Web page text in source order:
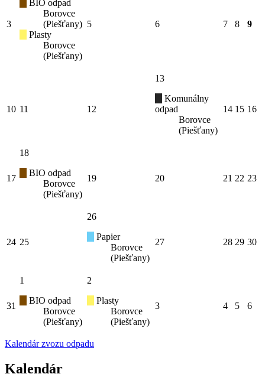
3
BIO odpad
Borovce
(Piešťany)
Plasty
Borovce
(Piešťany)
5 6 7 8 9
10 11 12
13
Komunálny
odpad
Borovce
(Piešťany)
14 15 16
17
18
BIO odpad
Borovce
(Piešťany)
19 20 21 22 23
24 25
26
Papier
Borovce
(Piešťany)
27 28 29 30
31
1
BIO odpad
Borovce
(Piešťany)
2
Plasty
Borovce
(Piešťany)
3 4 5 6
Kalendár zvozu odpadu
Kalendár